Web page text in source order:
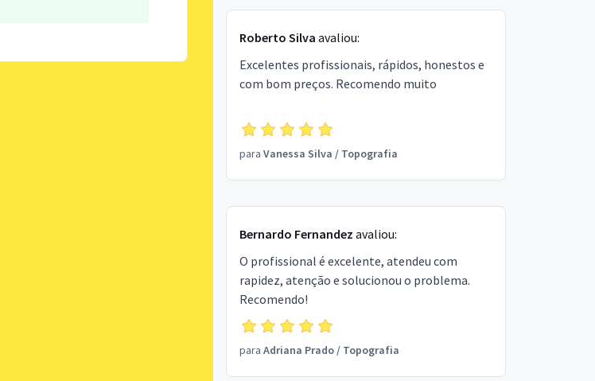
Roberto Silva avaliou:
Excelentes profissionais, rápidos, honestos e
com bom preços. Recomendo muito
para Vanessa Silva / Topografia
Bernardo Fernandez avaliou:
O profissional é excelente, atendeu com
rapidez, atenção e solucionou o problema.
Recomendo!
para Adriana Prado/ Topografia